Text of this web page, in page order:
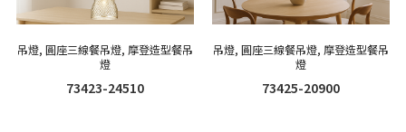
吊燈, 圓座三線餐吊燈, 摩登造型餐吊
燈
73423-24510
吊燈,圓座三線餐吊燈, 摩登造型餐吊
燈
73425-20900